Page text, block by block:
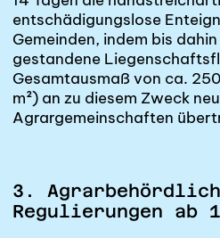
entschädigungslose
Gemeinden, indem bis
gestandene
Gesamtausmaß von ca.
m²) an zu diesem Zweck
Agrargemeinschaften
3.
Regulierungen ab